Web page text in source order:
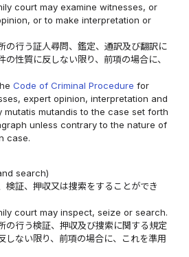
court may examine witnesses, or
or to make interpretation or
の行う証人尋問、鑑定、通訳及び翻訳に
の性質に反しない限り、前項の場合に、
Code of Criminal Procedure for
expert opinion, interpretation and
mutatis mutandis to the case set forth
unless contrary to the nature of
case.
search)
検証、押収又は捜索をすることができ
court may inspect, seize or search.
の行う検証、押収及び捜索に関する規定
しない限り、前項の場合に、これを準用